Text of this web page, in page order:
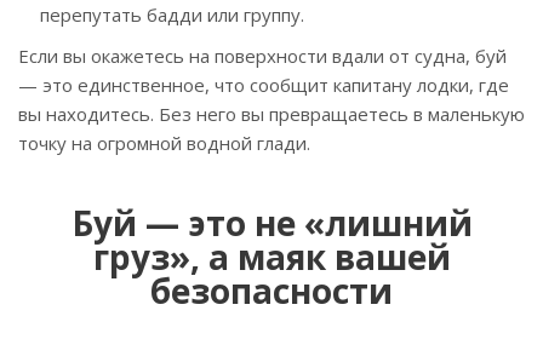
перепутать бадди или группу.
Если вы окажетесь на поверхности вдали от судна, буй
— это единственное, что сообщит капитану лодки, где
вы находитесь. Без него вы превращаетесь в маленькую
точку на огромной водной глади.
Буй — это не «лишний
груз», а маяк вашей
безопасности